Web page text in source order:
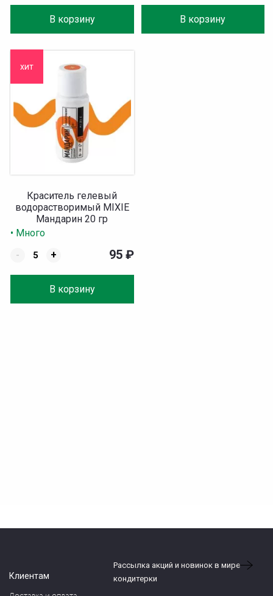
В корзину В корзину
хит
Краситель гелевый
водорастворимый MIXIE
Мандарин 20 гр
• Много
-
+
В корзину
95 ₽
Клиентам
Рассылка акций и новинок в мире
кондитерки